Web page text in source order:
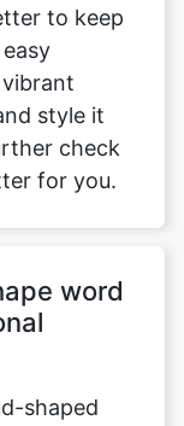
to keep
style it
check
for you.
word
shaped